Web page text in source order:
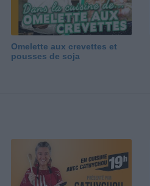
Omelette aux crevettes et
pousses de soja